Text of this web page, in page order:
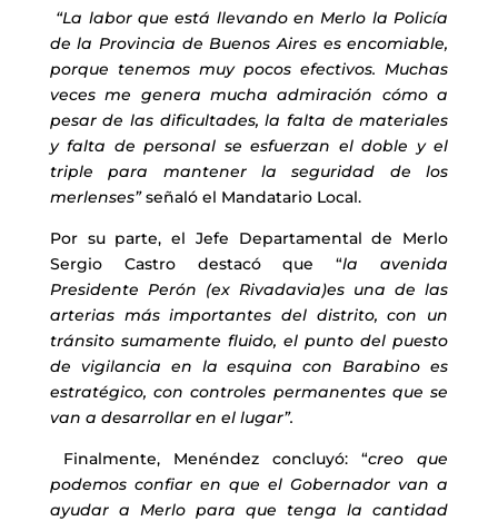
“La labor que está llevando en Merlo la Policía
de la Provincia de Buenos Aires es encomiable,
porque tenemos muy pocos efectivos. Muchas
veces me genera mucha admiración cómo a
pesar de las dificultades, la falta de materiales
y falta de personal se esfuerzan el doble y el
triple para mantener la seguridad de los
merlenses”señaló el Mandatario Local.
Por su parte, el Jefe Departamental de Merlo
Sergio Castro destacó que “la avenida
Presidente Perón (ex Rivadavia)es una de las
arterias más importantes del distrito, con un
tránsito sumamente fluido, el punto del puesto
de vigilancia en la esquina con Barabino es
estratégico, con controles permanentes que se
van a desarrollar en el lugar”.
Finalmente, Menéndez concluyó: “creo que
podemos confiar en que el Gobernador van a
ayudar a Merlo para que tenga la cantidad